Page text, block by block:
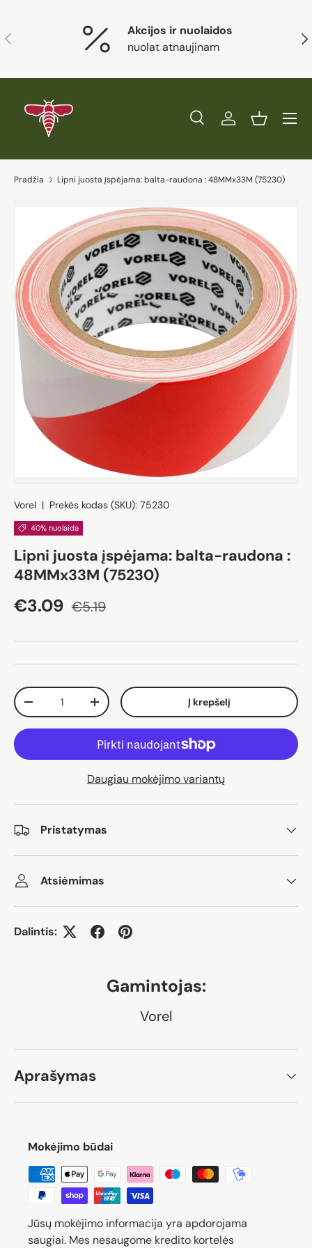
Ankstesnis
Akcijos ir nuolaidos
nuolat atnaujinam
Ieškoti
Prekės tipas
PaieškaPrisijungtiKrepšelis
Pradžia Lipni juosta įspėjama: balta-raudona : 48MMx33M (75230)
Eiti į prekės informaciją
Vorel | Prekės kodas (SKU): 75230
40% nuolaida
Lipni juosta įspėjama: balta-raudona :
48MMx33M (75230)
Akcijos kaina
€3.09 Įprasta kaina
€5.19
Kiekis
Sumažinti kiekįPadidinti kiekį Į krepšelį
Daugiau mokėjimo variantų
Pristatymas
Atsiėmimas
Dalintis:
Gamintojas:
Vorel
Aprašymas
Mokėjimo būdai
Jūsų mokėjimo informacija yra apdorojama
saugiai. Mes nesaugome kredito kortelės